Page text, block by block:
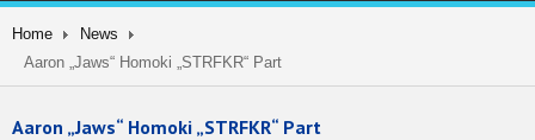
Home
News
Aaron „Jaws“ Homoki „STRFKR“ Part
Aaron „Jaws“ Homoki „STRFKR“ Part